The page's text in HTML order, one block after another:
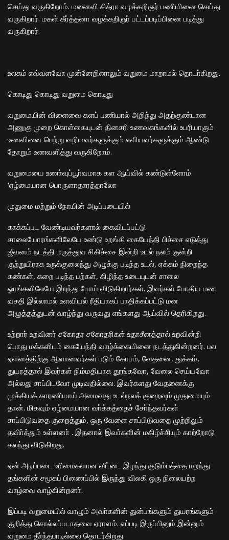
செய்து வருகிறோம். மனைவி சித்ரா வழக்கறிஞர் பணியினை செய்து
வருகிறார். மகள் கீர்த்தனா வழக்கறிஞர் பட்டப்படிப்பினை படித்து
வருகிறார்.
உலகம் எவ்வளவோ முன்னேறினாலும் வறுமை மாறாமல் தொடா்கிறது.
கொடிது கொடிது வறுமை கொடிது
வறுமையின் விளைவை களப் பணியால் அறிந்து அதற்குண்டான
அணுகு முறை கொள்கையுடன் தினசரி உணவகங்களில் உபரியாகும்
உணவினை பெற்று வறியவர்களுக்கும் எளியவர்களுக்கும் ஆண்டு
தோறும் உணவளித்து வருகிறோம்.
வறுமையை உணா்வுப்பூா்வமாக கள ஆய்வில் கண்டுள்ளோம்.
‘ஏழ்மையான பொருளாதாரத்தாலோ
முதுமை மற்றும் நோயின் அடிப்படையில்
காக்கப்பட வேண்டியவர்களால் கைவிடப்பட்டு
சாலையோரங்களிலேயே உண்டு உறங்கி கையேந்தி பிச்சை எடுத்து
ஜீவனம் நடத்தி மருத்துவ சிகிச்சை இன்றி உடல் நலம் குன்றி
குற்றுயிராக உருக்குலைந்து அழுக்கு படிந்த உடல், ஏக்கம் நிறைந்த
கண்கள், கறை படிந்த பற்கள், கிழிந்த உடையுடன் சாலை
ஓரங்களிலேயே இறந்து போய் விடுகிறார்கள். இவர்கள் போதிய பண
வசதி இல்லாமல் உளவியல் ரீதியாகப் பாதிக்கப்பட்டு மன
அழுத்தத்துடன் வாழ்ந்து வருவது எங்களது ஆய்வில் தெரிகிறது.
உற்றார் உறவினர் சகோதர சகோதரிகள் உதாசீனத்தால் உறவின்றி
பொது மக்களிடம் கையேந்தி வாழ்க்கையினை நடத்துகின்றனர். பல
ஏளனத்திற்கு ஆளானவர்கள் படும் கோபம், வேதனை, துக்கம்,
துயரத்தால் இவர்கள் நிம்மதியாக தூங்கவோ, வேலை செய்யவோ
அல்லது சாப்பிடவோ முடிவதில்லை. இவர்களது வேதனைக்கு
முக்கியக் காரணியாய் அமைவது உடல்நலக் குறைவும் முதுமையும்
தான். மிகவும் ஏழ்மையான வா்க்கத்தைச் சோ்ந்தவர்கள்
சாப்பிடுவதை குறைத்தும், ஒரு வேளை சாப்பிடுவதை முற்றிலும்
தவிா்த்தும் உள்ளனா் . இதனால் இவா்களின் மகிழ்ச்சியும் காற்றோடு
கலந்து விடுகிறது.
ஏன் அடிப்படை உரிமைகளான வீட்டை இழந்து குடும்பத்தை மறந்து
தங்களின் சமூகப் பிணைப்பில் இருந்து விலகி ஒரு நிலையற்ற
வாழ்வை வாழ்கின்றனா்.
இப்படி வறுமையில் வாழும் அவா்களின் துன்பங்களும் துயரங்களும்
குறித்து சொல்லப்படாதவை ஏராளம். எப்படி இருப்பினும் இன்னும்
வறுமை தீா்ந்தபாடில்லை தொடர்கிறது.